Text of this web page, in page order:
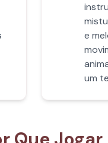
e
um